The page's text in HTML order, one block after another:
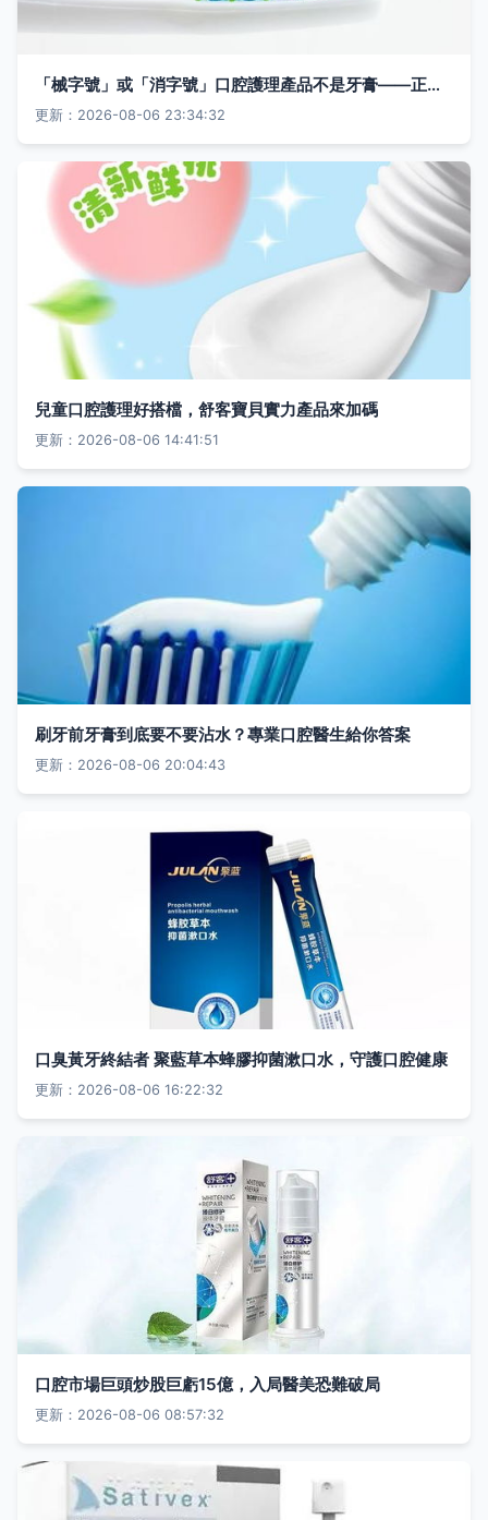
「械字號」或「消字號」口腔護理產品不是牙膏——正確認知與選購指南
更新：2026-08-06 23:34:32
兒童口腔護理好搭檔，舒客寶貝實力產品來加碼
更新：2026-08-06 14:41:51
刷牙前牙膏到底要不要沾水？專業口腔醫生給你答案
更新：2026-08-06 20:04:43
口臭黃牙終結者 聚藍草本蜂膠抑菌漱口水，守護口腔健康
更新：2026-08-06 16:22:32
口腔市場巨頭炒股巨虧15億，入局醫美恐難破局
更新：2026-08-06 08:57:32